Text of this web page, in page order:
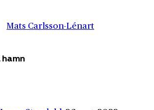
Mats Carlsson-Lénart
hamn